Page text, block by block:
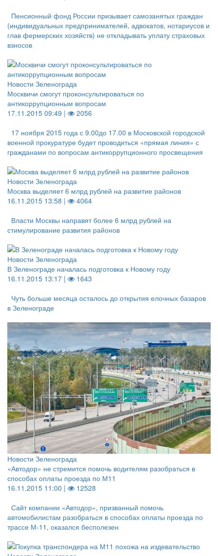
Пенсионный фонд России призывает самозанятых граждан
(индивидуальных предпринимателей, адвокатов, нотариусов и
глав фермерских хозяйств) не откладывать уплату страховых
взносов
Новости Зеленограда
Москвичи смогут проконсультироваться по
антикоррупционным вопросам
17.11.2015 09:49 |
2056
17 ноября 2015 года с 9.00до 17.00 в Московской городской
военной прокуратуре будет проводиться «прямая линия» с
гражданами по вопросам антикоррупционного просвещения
Новости Зеленограда
Москва выделяет 6 млрд рублей на развитие районов
16.11.2015 13:58 |
4064
Власти Москвы направят более 6 млрд рублей на
стимулирование развития районов
Новости Зеленограда
В Зеленограде началась подготовка к Новому году
16.11.2015 13:17 |
1643
Чуть больше месяца осталось до открытия елочных базаров
в Зеленограде
Новости Зеленограда
«Автодор» не стремится помочь водителям разобраться в
способах оплаты проезда по М11
16.11.2015 11:00 |
12528
Сайт компании «Автодор», призванный помочь
автомобилистам разобраться в способах оплаты проезда по
трассе М-11, оказался бесполезен